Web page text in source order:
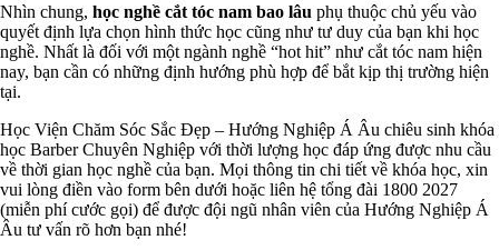
Nhìn chung, học nghề cắt tóc nam bao lâu phụ thuộc chủ yếu vào
quyết định lựa chọn hình thức học cũng như tư duy của bạn khi học
nghề. Nhất là đối với một ngành nghề “hot hit” như cắt tóc nam hiện
nay, bạn cần có những định hướng phù hợp để bắt kịp thị trường hiện
tại.
Học Viện Chăm Sóc Sắc Đẹp – Hướng Nghiệp Á Âu chiêu sinh khóa
học Barber Chuyên Nghiệp với thời lượng học đáp ứng được nhu cầu
về thời gian học nghề của bạn. Mọi thông tin chi tiết về khóa học, xin
vui lòng điền vào form bên dưới hoặc liên hệ tổng đài 1800 2027
(miễn phí cước gọi) để được đội ngũ nhân viên của Hướng Nghiệp Á
Âu tư vấn rõ hơn bạn nhé!